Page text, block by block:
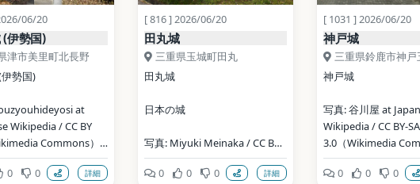
06/20
伊勢国)
津市美里町北長野
勢国)
at
Wikipedia / CC BY
Commons）
タ: Wikidata (CC0)
0 0 詳細
[ 816 ] 2026/06/20
田丸城
三重県玉城町田丸
田丸城
日本の城
写真: Miyuki Meinaka / CC BY-
SA 3.0（Wikimedia
Commons）
0 0 0 詳細
[ 1031 ] 2026/06/20
神戸城
三重県鈴鹿市神戸
神戸城
写真: 谷川屋 at
Wikipedia / CC BY-SA
3.0（Wikimedia
地点データ:
0 0 0